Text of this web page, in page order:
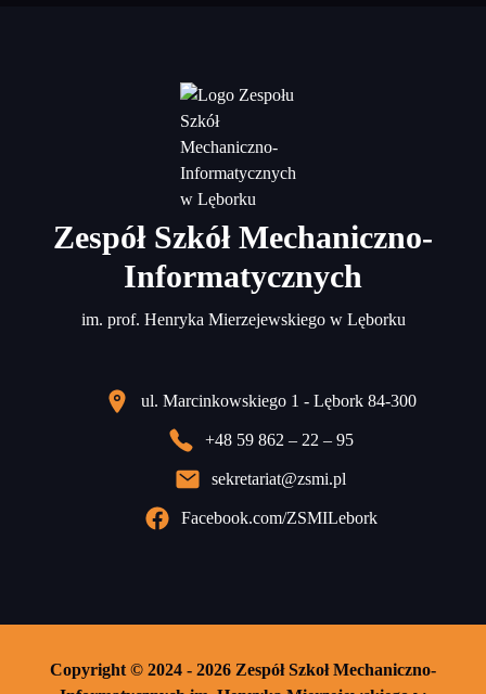
Zespół Szkół Mechaniczno-
Informatycznych
im. prof. Henryka Mierzejewskiego w Lęborku
ul. Marcinkowskiego 1 - Lębork 84-300
+48 59 862 – 22 – 95
sekretariat@zsmi.pl
Facebook.com/ZSMILebork
Copyright © 2024 - 2026 Zespół Szkoł Mechaniczno-